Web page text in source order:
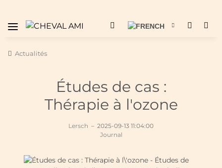
Actualités
Études de cas :
Thérapie à l'ozone
Lersch – 2025-09-13 11:04:00
Journal